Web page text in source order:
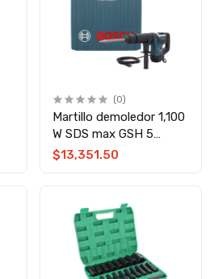
(0)
Martillo demoledor 1,100
W SDS max GSH 5
Bosch
$13,351.50